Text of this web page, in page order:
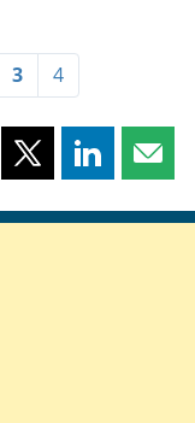
3 4
Partager
page
Partager
page page